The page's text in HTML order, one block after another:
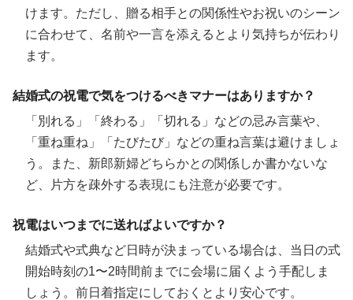
けます。ただし、贈る相手との関係性やお祝いのシーン
に合わせて、名前や一言を添えるとより気持ちが伝わり
ます。
結婚式の祝電で気をつけるべきマナーはありますか？
「別れる」「終わる」「切れる」などの忌み言葉や、
「重ね重ね」「たびたび」などの重ね言葉は避けましょ
う。また、新郎新婦どちらかとの関係しか書かないな
ど、片方を疎外する表現にも注意が必要です。
祝電はいつまでに送ればよいですか？
結婚式や式典など日時が決まっている場合は、当日の式
開始時刻の1〜2時間前までに会場に届くよう手配しま
しょう。前日着指定にしておくとより安心です。